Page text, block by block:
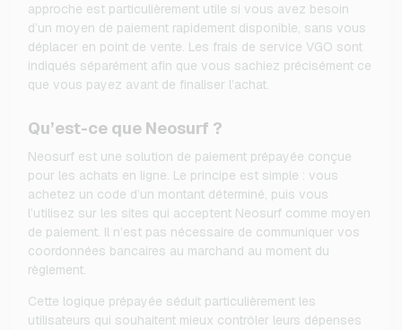
approche est particulièrement utile si vous avez besoin
d’un moyen de paiement rapidement disponible, sans vous
déplacer en point de vente. Les frais de service VGO sont
indiqués séparément afin que vous sachiez précisément ce
que vous payez avant de finaliser l’achat.
Qu’est-ce que Neosurf ?
Neosurf est une solution de paiement prépayée conçue
pour les achats en ligne. Le principe est simple : vous
achetez un code d’un montant déterminé, puis vous
l’utilisez sur les sites qui acceptent Neosurf comme moyen
de paiement. Il n’est pas nécessaire de communiquer vos
coordonnées bancaires au marchand au moment du
règlement.
Cette logique prépayée séduit particulièrement les
utilisateurs qui souhaitent mieux contrôler leurs dépenses